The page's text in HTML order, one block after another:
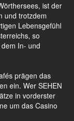
ist der
und trotzdem
Lebensgefühl
so
In- und
prägen das
ein. Wer SEHEN
in vorderster
um das Casino